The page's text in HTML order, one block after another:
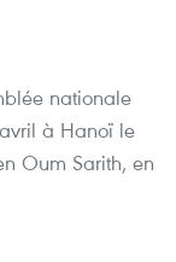
nationale
à Hanoï le
Oum Sarith, en